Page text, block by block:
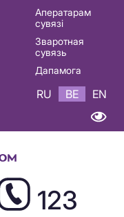
Аператарам
сувязі
Зваротная
сувязь
Дапамога
RU BE EN
123